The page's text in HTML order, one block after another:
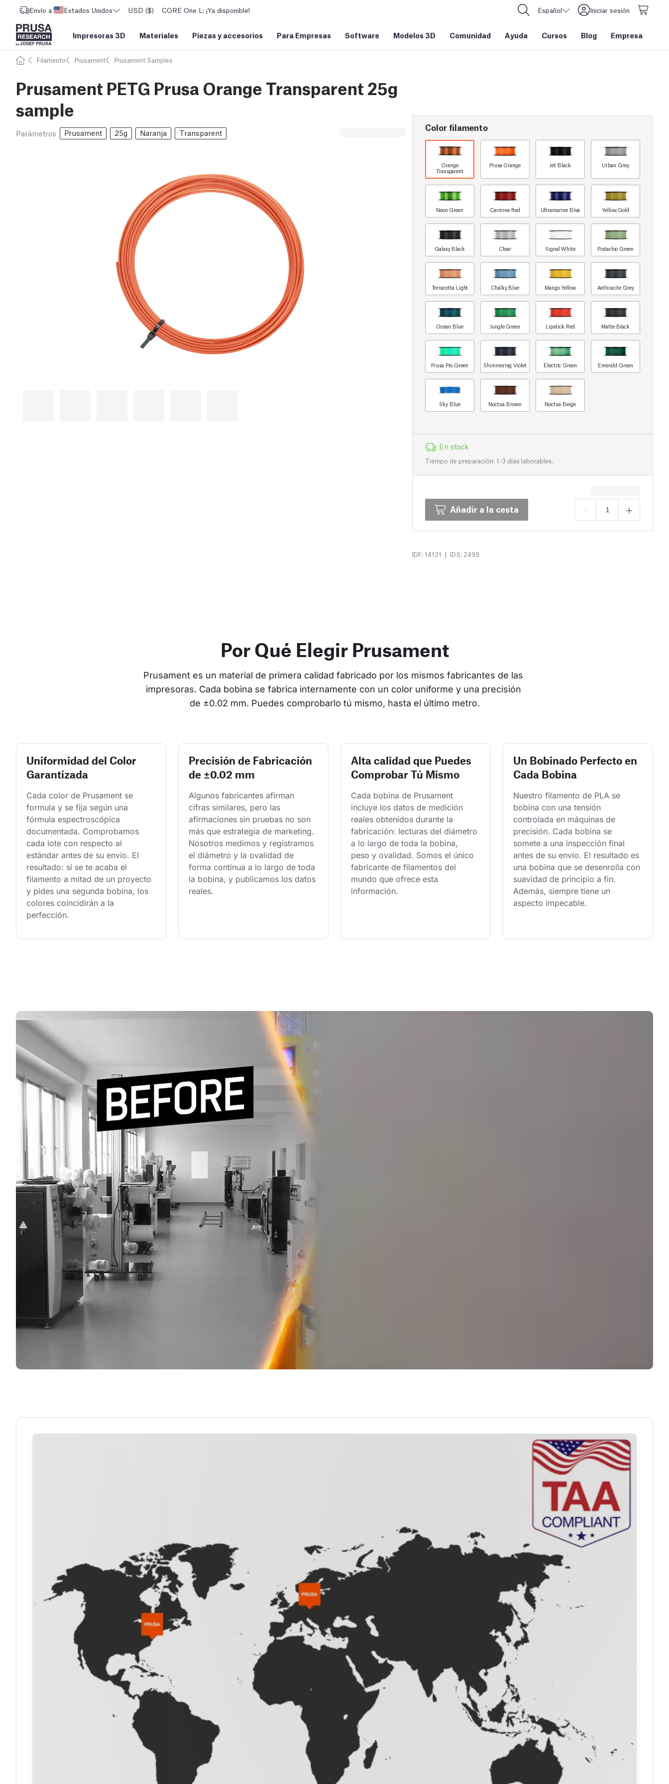
Envío a Estados Unidos USD ($) CORE One L: ¡Ya disponible! Español Iniciar sesión
Impresoras 3D Materiales Piezas y accesorios Para Empresas Software Modelos 3D Comunidad Ayuda Cursos Blog Empresa
Filamento Prusament Prusament Samples
Prusament PETG Prusa Orange Transparent 25g
sample
Parámetros Prusament 25g Naranja Transparent Color filamento
Orange
Transparent
Prusa Orange Jet Black Urban Grey
Neon Green Carmine Red Ultramarine Blue Yellow Gold
Galaxy Black Clear Signal White Pistachio Green
Terracotta Light Chalky Blue Mango Yellow Anthracite Grey
Ocean Blue Jungle Green Lipstick Red Matte Black
Prusa Pro Green Shimmering Violet Electric Green Emerald Green
Sky Blue Noctua Brown Noctua Beige
En stock
Tiempo de preparación: 1-3 días laborables.
Añadir a la cesta
IDF: 14131 | IDS: 2499
Por Qué Elegir Prusament
Prusament es un material de primera calidad fabricado por los mismos fabricantes de las
impresoras. Cada bobina se fabrica internamente con un color uniforme y una precisión
de ±0.02 mm. Puedes comprobarlo tú mismo, hasta el último metro.
Uniformidad del Color
Garantizada
Cada color de Prusament se
formula y se fija según una
fórmula espectroscópica
documentada. Comprobamos
cada lote con respecto al
estándar antes de su envío. El
resultado: si se te acaba el
filamento a mitad de un proyecto
y pides una segunda bobina, los
colores coincidirán a la
perfección.
Precisión de Fabricación
de ±0.02 mm
Algunos fabricantes afirman
cifras similares, pero las
afirmaciones sin pruebas no son
más que estrategia de marketing.
Nosotros medimos y registramos
el diámetro y la ovalidad de
forma continua a lo largo de toda
la bobina, y publicamos los datos
reales.
Alta calidad que Puedes
Comprobar Tú Mismo
Cada bobina de Prusament
incluye los datos de medición
reales obtenidos durante la
fabricación: lecturas del diámetro
a lo largo de toda la bobina,
peso y ovalidad. Somos el único
fabricante de filamentos del
mundo que ofrece esta
información.
Un Bobinado Perfecto en
Cada Bobina
Nuestro filamento de PLA se
bobina con una tensión
controlada en máquinas de
precisión. Cada bobina se
somete a una inspección final
antes de su envío. El resultado es
una bobina que se desenrolla con
suavidad de principio a fin.
Además, siempre tiene un
aspecto impecable.